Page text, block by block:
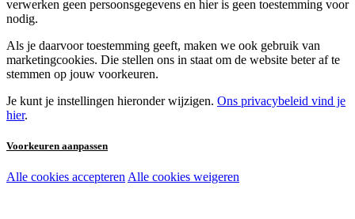
verwerken geen persoonsgegevens en hier is geen toestemming voor
nodig.
Als je daarvoor toestemming geeft, maken we ook gebruik van
marketingcookies. Die stellen ons in staat om de website beter af te
stemmen op jouw voorkeuren.
Je kunt je instellingen hieronder wijzigen. Ons privacybeleid vind je
hier.
Voorkeuren aanpassen
Noodzakelijke cookies:
Alle cookies accepteren Alle cookies weigeren